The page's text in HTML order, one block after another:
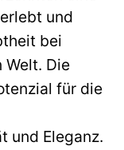
und
bei
Welt. Die
für die
und Eleganz.